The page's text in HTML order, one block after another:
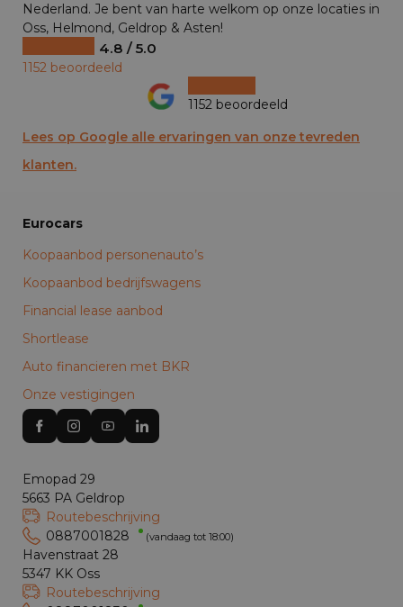
Nederland. Je bent van harte welkom op onze locaties in
Oss, Helmond, Geldrop & Asten!
4.8 / 5.0
1152 beoordeeld
1152 beoordeeld
Lees op Google alle ervaringen van onze tevreden
klanten.
Eurocars
Koopaanbod personenauto’s
Koopaanbod bedrijfswagens
Financial lease aanbod
Shortlease
Auto financieren met BKR
Onze vestigingen
Emopad 29
5663 PA Geldrop
Routebeschrijving
0887001828
(vandaag tot 18:00)
Havenstraat 28
5347 KK Oss
Routebeschrijving